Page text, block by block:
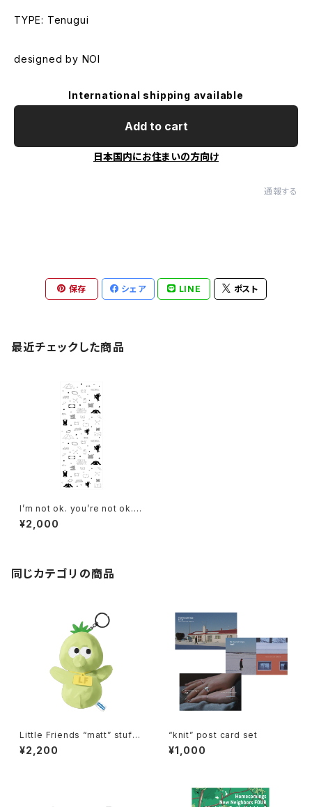
TYPE: Tenugui
designed by NOI
International shipping available
Add to cart
日本国内にお住まいの方向け
通報する
保存 シェア LINE ポスト
最近チェックした商品
I’m not ok. you’re not ok. a
nd that’s ok.Tenugui
¥2,000
同じカテゴリの商品
Little Friends “matt” stuffe
d keyholder
¥2,200
“knit” post card set
¥1,000